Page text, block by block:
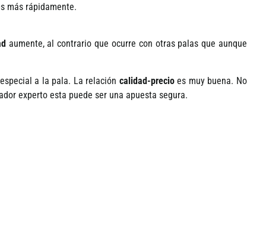
más rápidamente.
aumente, al contrario que ocurre con otras palas que aunque
a la pala. La relación calidad-precioes muy buena. No
experto esta puede ser una apuesta segura.